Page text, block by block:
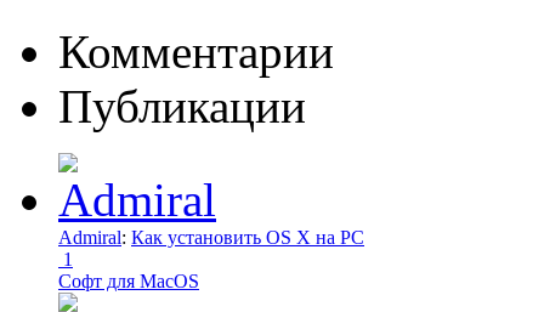
Комментарии
Публикации
Admiral: Как установить OS X на PC
1
Софт для MacOS